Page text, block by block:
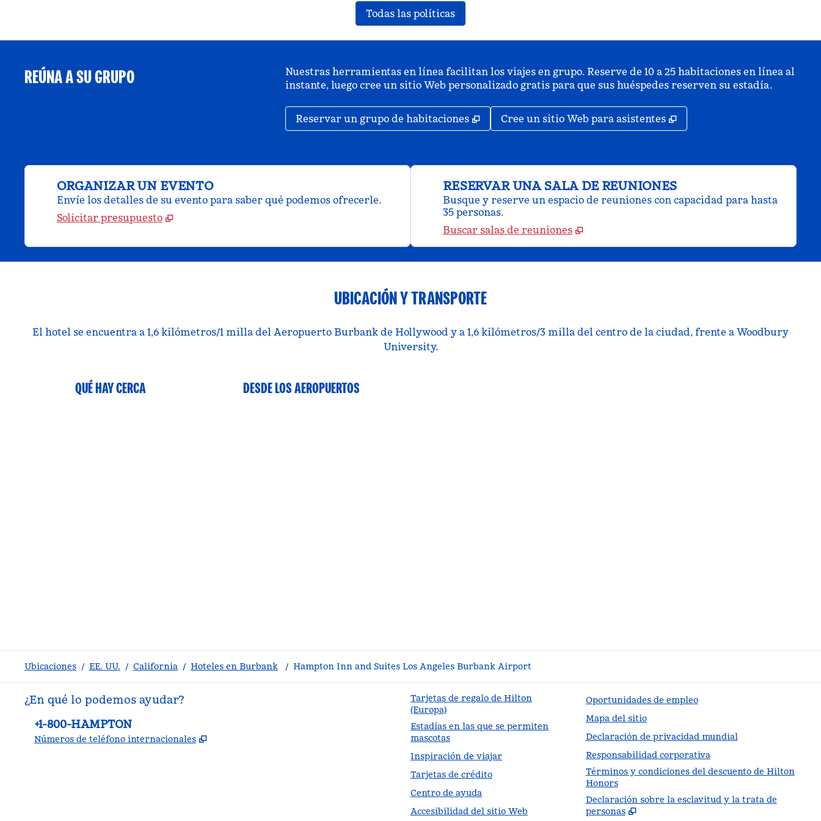
Todas las políticas
REÚNA A SU GRUPO
Nuestras herramientas en línea facilitan los viajes en grupo. Reserve de 10 a 25 habitaciones en línea al
instante, luego cree un sitio Web personalizado gratis para que sus huéspedes reserven su estadía.
Reservar un grupo de habitaciones , Abre una pestaña nueva
Cree un sitio Web para asistentes ,
ORGANIZAR UN EVENTO
Envíe los detalles de su evento para saber qué podemos ofrecerle.
Solicitar presupuesto
RESERVAR UNA SALA DE REUNIONES
Busque y reserve un espacio de reuniones con capacidad para hasta
35 personas.
Buscar salas de reuniones
UBICACIÓN Y TRANSPORTE
El hotel se encuentra a 1,6 kilómetros/1 milla del Aeropuerto Burbank de Hollywood y a 1,6 kilómetros/3 milla del centro de la ciudad, frente a Woodbury
University.
QUÉ HAY CERCA DESDE LOS AEROPUERTOS
Ubicaciones / EE. UU. / California / Hoteles en Burbank / Hampton Inn and Suites Los Angeles Burbank Airport
¿En qué lo podemos ayudar?
Teléfono:
+1-800-HAMPTON
Números de teléfono internacionales ,
Tarjetas de regalo de Hilton
(Europa)
Estadías en las que se permiten
mascotas
Inspiración de viajar
Tarjetas de crédito
Centro de ayuda
Accesibilidad del sitio Web
Oportunidades de empleo
Mapa del sitio
Declaración de privacidad mundial
Responsabilidad corporativa
Términos y condiciones del descuento de Hilton
Honors
Declaración sobre la esclavitud y la trata de
personas